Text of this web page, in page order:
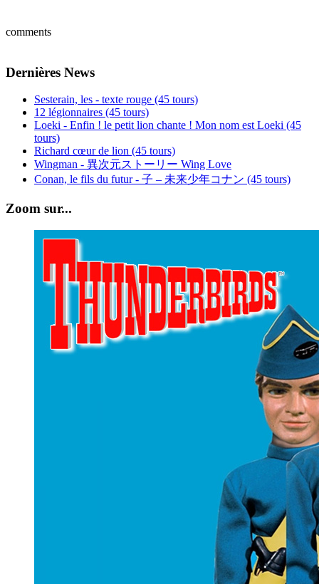
comments
Dernières News
Sesterain, les - texte rouge (45 tours)
12 légionnaires (45 tours)
Loeki - Enfin ! le petit lion chante ! Mon nom est Loeki (45
tours)
Richard cœur de lion (45 tours)
Wingman - 異次元ストーリー Wing Love
Conan, le fils du futur - 子 – 未来少年コナン (45 tours)
Zoom sur...